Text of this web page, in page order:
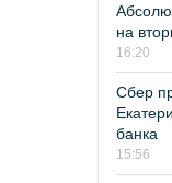
на
16:20
Сбер
банка
15:56